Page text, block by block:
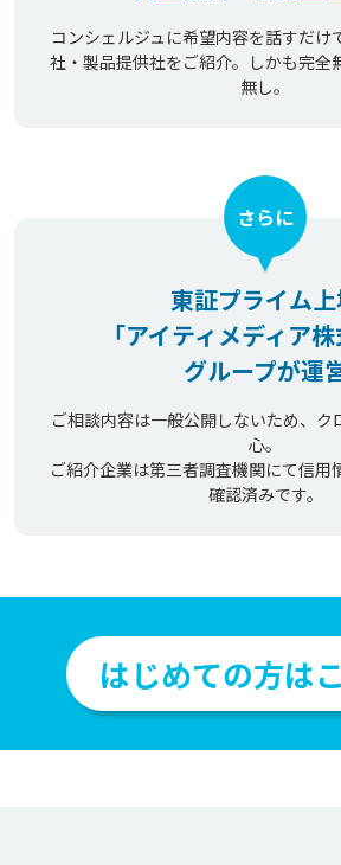
コンシェルジュに希望内容を話すだけ
社・製品提供社をご紹介。しかも完全
無し。
東証プライム
「アイティメディア株
グループが運
さらに
ご相談内容は一般公開しないため、ク
心。
ご紹介企業は第三者調査機関にて信用
確認済みです。
はじめての方は